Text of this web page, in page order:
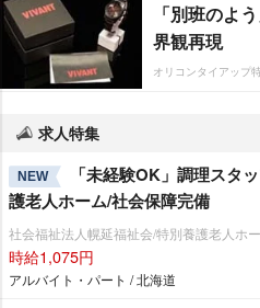
「別班のよ
界観再現
オリコンタイアップ
求人特集
NEW
「未経験OK」調理スタ
護老人ホーム/社会保障完備
社会福祉法人幌延福祉会/特別養護老人ホ
時給1,075円
アルバイト・パート / 北海道